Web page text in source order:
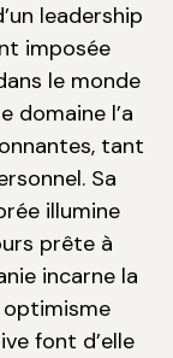
leadership
imposée
le monde
domaine l’a
tant
Sa
illumine
prête à
incarne la
optimisme
font d’elle